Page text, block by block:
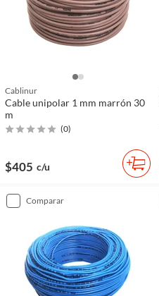
Cablinur
Cable unipolar 1 mm marrón 30
m
(0)
$405 c/u
comparar